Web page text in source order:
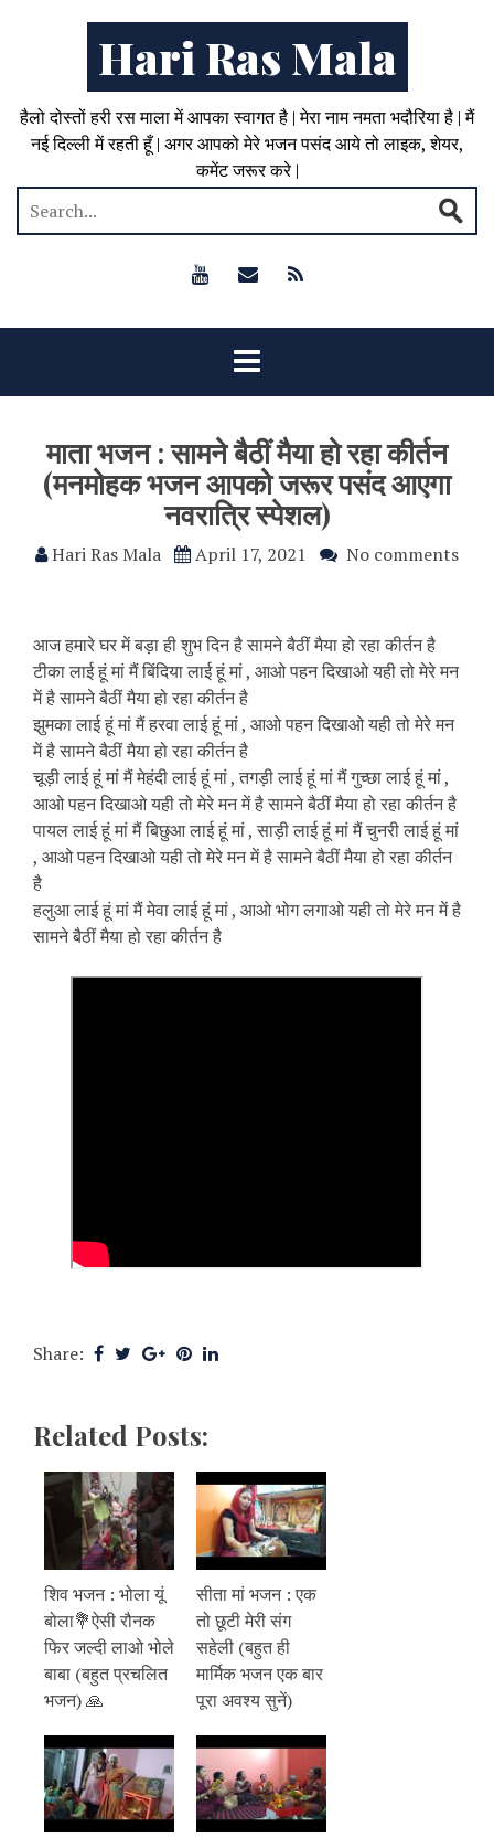
Hari Ras Mala
हैलो दोस्तों हरी रस माला में आपका स्वागत है | मेरा नाम नमता भदौरिया है | मैं
नई दिल्ली में रहती हूँ | अगर आपको मेरे भजन पसंद आये तो लाइक, शेयर,
कमेंट जरूर करे |
माता भजन : सामने बैठीं मैया हो रहा कीर्तन
(मनमोहक भजन आपको जरूर पसंद आएगा
नवरात्रि स्पेशल)
Hari Ras Mala April 17, 2021 No comments
आज हमारे घर में बड़ा ही शुभ दिन है सामने बैठीं मैया हो रहा कीर्तन है
टीका लाई हूं मां मैं बिंदिया लाई हूं मां , आओ पहन दिखाओ यही तो मेरे मन
में है सामने बैठीं मैया हो रहा कीर्तन है
झुमका लाई हूं मां मैं हरवा लाई हूं मां , आओ पहन दिखाओ यही तो मेरे मन
में है सामने बैठीं मैया हो रहा कीर्तन है
चूड़ी लाई हूं मां मैं मेहंदी लाई हूं मां , तगड़ी लाई हूं मां मैं गुच्छा लाई हूं मां ,
आओ पहन दिखाओ यही तो मेरे मन में है सामने बैठीं मैया हो रहा कीर्तन है
पायल लाई हूं मां मैं बिछुआ लाई हूं मां , साड़ी लाई हूं मां मैं चुनरी लाई हूं मां
, आओ पहन दिखाओ यही तो मेरे मन में है सामने बैठीं मैया हो रहा कीर्तन
है
हलुआ लाई हूं मां मैं मेवा लाई हूं मां , आओ भोग लगाओ यही तो मेरे मन में है
सामने बैठीं मैया हो रहा कीर्तन है
Share:
Related Posts:
शिव भजन : भोला यूं
बोला💐ऐसी रौनक
फिर जल्दी लाओ भोले
बाबा (बहुत प्रचलित
भजन) 🙏
सीता मां भजन : एक
तो छूटी मेरी संग
सहेली (बहुत ही
मार्मिक भजन एक बार
पूरा अवश्य सुनें)